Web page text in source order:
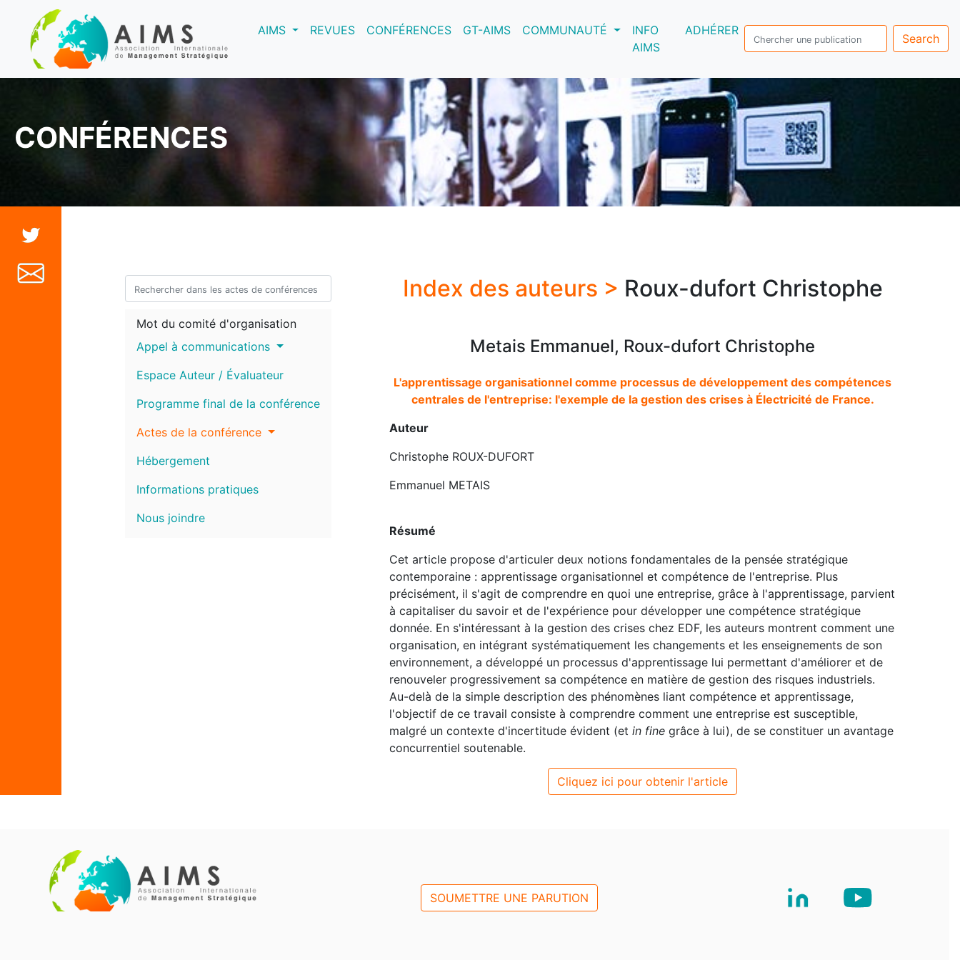
AIMS(current)REVUES CONFÉRENCES GT-AIMS COMMUNAUTÉ
INFO
AIMS
ADHÉRER
Search
CONFÉRENCES
Mot du comité d'organisation
Appel à communications
Espace Auteur / Évaluateur
Programme final de la conférence
Actes de la conférence
Hébergement
Informations pratiques
Nous joindre
Index des auteurs > Roux-dufort Christophe
Metais Emmanuel, Roux-dufort Christophe
L'apprentissage organisationnel comme processus de développement des compétences
centrales de l'entreprise: l'exemple de la gestion des crises à Électricité de France.
Auteur
Christophe ROUX-DUFORT
Emmanuel METAIS
Résumé
Cet article propose d'articuler deux notions fondamentales de la pensée stratégique
contemporaine : apprentissage organisationnel et compétence de l'entreprise. Plus
précisément, il s'agit de comprendre en quoi une entreprise, grâce à l'apprentissage, parvient
à capitaliser du savoir et de l'expérience pour développer une compétence stratégique
donnée. En s'intéressant à la gestion des crises chez EDF, les auteurs montrent comment une
organisation, en intégrant systématiquement les changements et les enseignements de son
environnement, a développé un processus d'apprentissage lui permettant d'améliorer et de
renouveler progressivement sa compétence en matière de gestion des risques industriels.
Au-delà de la simple description des phénomènes liant compétence et apprentissage,
l'objectif de ce travail consiste à comprendre comment une entreprise est susceptible,
malgré un contexte d'incertitude évident (et in fine grâce à lui), de se constituer un avantage
concurrentiel soutenable.
Cliquez ici pour obtenir l'article
SOUMETTRE UNE PARUTION